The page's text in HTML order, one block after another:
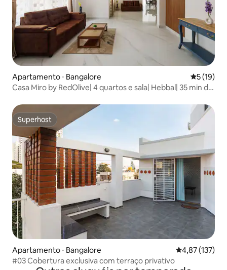
Apartamento ⋅ Bangalore 5 de uma
5 (19)
Casa Miro by RedOlive| 4 quartos e sala| Hebbal| 35 min do
Superhost
Superhost
Apartamento ⋅ Bangalore 4,87 de uma
4,87 (137)
#03 Cobertura exclusiva com terraço privativo